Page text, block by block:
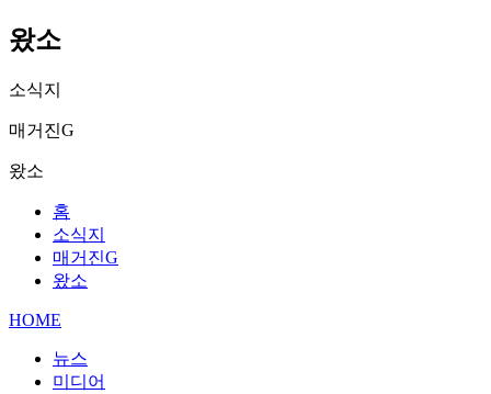
왔소
소식지
매거진G
왔소
홈
소식지
매거진G
왔소
HOME
뉴스
미디어